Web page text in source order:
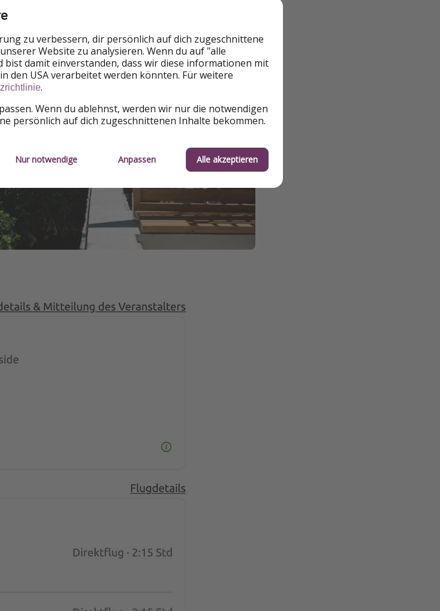
zu verbessern, dir persönlich auf dich zugeschnittene
Website zu analysieren. Wenn du auf "alle
damit einverstanden, dass wir diese informationen mit
den USA verarbeitet werden könnten. Für weitere
.
Wenn du ablehnst, werden wir nur die notwendigen
persönlich auf dich zugeschnittenen Inhalte bekommen.
Nur notwendige Anpassen Alle akzeptieren